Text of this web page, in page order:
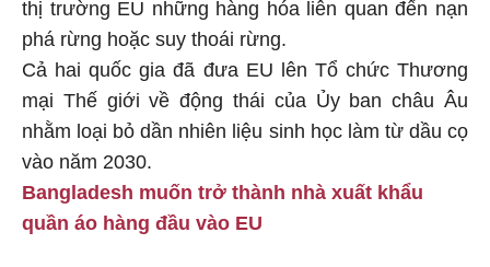
thị trường EU những hàng hóa liên quan đến nạn
phá rừng hoặc suy thoái rừng.
Cả hai quốc gia đã đưa EU lên Tổ chức Thương
mại Thế giới về động thái của Ủy ban châu Âu
nhằm loại bỏ dần nhiên liệu sinh học làm từ dầu cọ
vào năm 2030.
Bangladesh muốn trở thành nhà xuất khẩu
quần áo hàng đầu vào EU